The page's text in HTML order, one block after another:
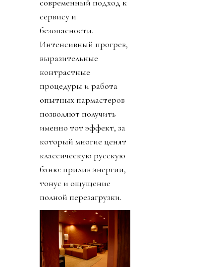
современный подход к
сервису и
безопасности.
Интенсивный прогрев,
выразительные
контрастные
процедуры и работа
опытных пармастеров
позволяют получить
именно тот эффект, за
который многие ценят
классическую русскую
баню: прилив энергии,
тонус и ощущение
полной перезагрузки.